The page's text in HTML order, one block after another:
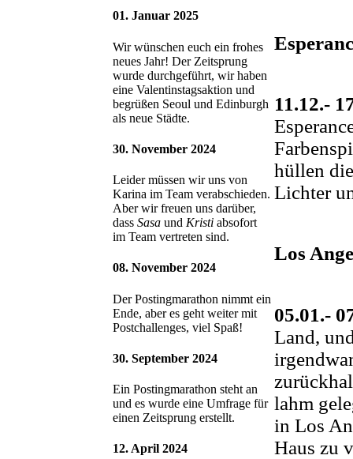
01. Januar 2025
Wir wünschen euch ein frohes
neues Jahr! Der Zeitsprung
wurde durchgeführt, wir haben
eine Valentinstagsaktion und
begrüßen Seoul und Edinburgh
als neue Städte.
30. November 2024
Leider müssen wir uns von
Karina im Team verabschieden.
Aber wir freuen uns darüber,
dass Sasa und Kristi absofort
im Team vertreten sind.
08. November 2024
Der Postingmarathon nimmt ein
Ende, aber es geht weiter mit
Postchallenges, viel Spaß!
30. September 2024
Ein Postingmarathon steht an
und es wurde eine Umfrage für
einen Zeitsprung erstellt.
12. April 2024
11.12.-
hüllen
Lichter
Los
05.01.-
Land,
lahm
in Los
Haus zu